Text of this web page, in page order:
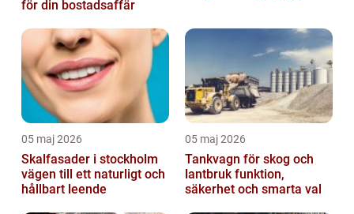
för din bostadsaffär
05 maj 2026
Skalfasader i stockholm
vägen till ett naturligt och
hållbart leende
05 maj 2026
Tankvagn för skog och
lantbruk funktion,
säkerhet och smarta val